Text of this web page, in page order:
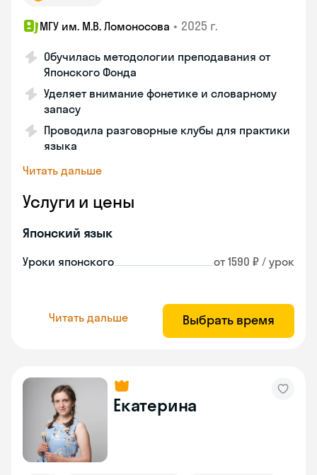
МГУ им. М.В. Ломоносова • 2025 г.
Обучилась методологии преподавания от
Японского Фонда
Уделяет внимание фонетике и словарному
запасу
Проводила разговорные клубы для практики
языка
Читать дальше
Услуги и цены
Японский язык
Уроки японского от 1590 ₽ / урок
Читать дальше Выбрать время
Екатерина